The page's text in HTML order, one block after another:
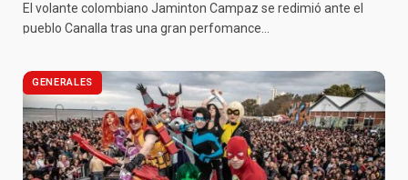
El volante colombiano Jaminton Campaz se redimió ante el
pueblo Canalla tras una gran perfomance…
GENERALES